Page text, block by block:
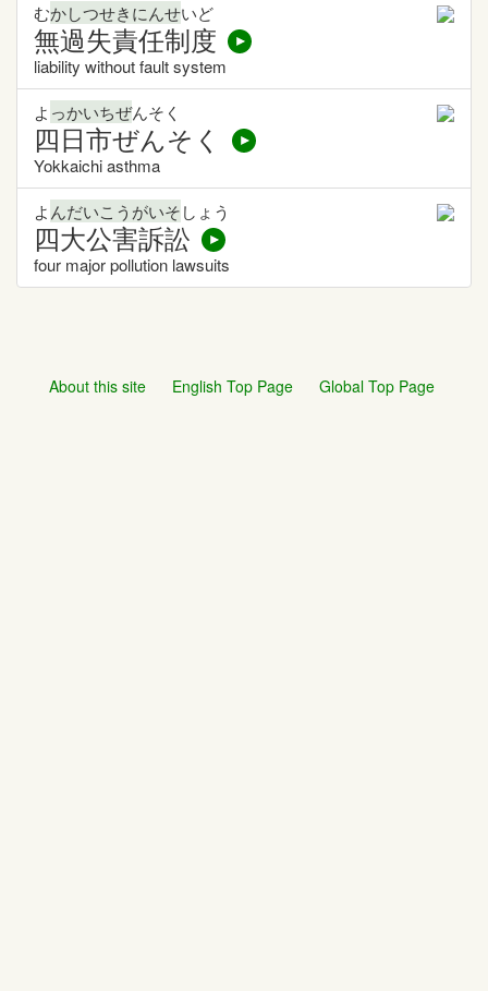
むかしつせきにんせいど
無過失責任制度
liability without fault system
よ っかいちぜんそく
四日市ぜんそく
Yokkaichi asthma
よ んだいこうがいそしょう
四大公害訴訟
four major pollution lawsuits
About this site English Top Page Global Top Page